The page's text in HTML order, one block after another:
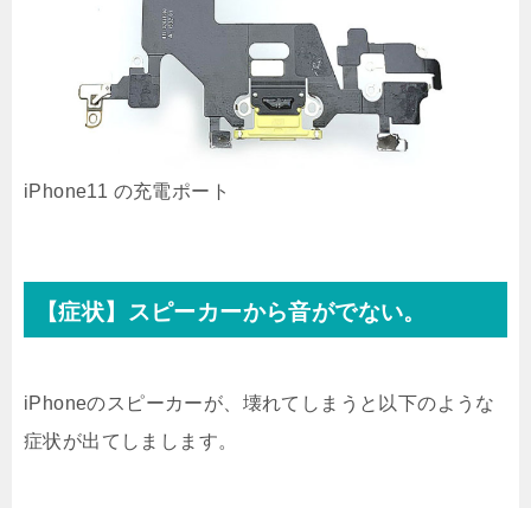
iPhone11 の充電ポート
【症状】スピーカーから音がでない。
iPhoneのスピーカーが、壊れてしまうと以下のような
症状が出てしまします。